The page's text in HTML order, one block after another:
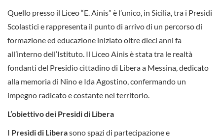
Quello presso il Liceo “E. Ainis” è l’unico, in Sicilia, tra i Presìdi
Scolastici e rappresenta il punto di arrivo di un percorso di
formazione ed educazione iniziato oltre dieci anni fa
all’interno dell’Istituto. Il Liceo Ainis è stata tra le realtà
fondanti del Presidio cittadino di Libera a Messina, dedicato
alla memoria di Nino e Ida Agostino, confermando un
impegno radicato e costante nel territorio.
L’obiettivo dei Presidi di Libera
I Presìdi di Liberasono spazi di partecipazione e